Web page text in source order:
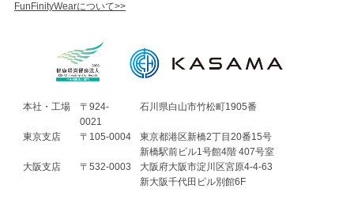
FunFinityWearについて>>
本社・工場
〒924-
0021
石川県白山市竹松町1905番
東京支店 〒105-0004
東京都港区新橋2丁目20番15号
新橋駅前ビル1号館4階 407号室
大阪支店
〒532-0003
大阪府大阪市淀川区宮原4-4-63
新大阪千代田ビル別館6F